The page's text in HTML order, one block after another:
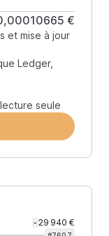
€
et mise à jour
Ledger,
seule
- 29 940 €